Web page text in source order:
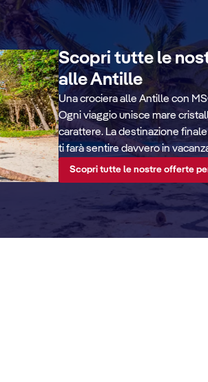
Scopri tutte le
alle Antille
Una crociera alle Antille con
Ogni viaggio unisce mare
carattere. La destinazione
ti farà sentire davvero in
Scopri tutte le nostre offerte